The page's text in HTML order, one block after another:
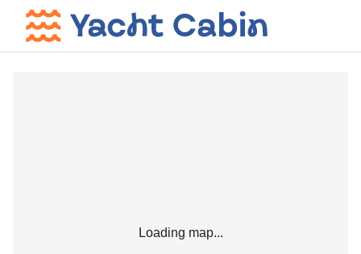
Loading map...